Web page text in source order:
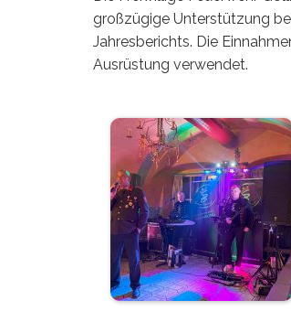
großzügige Unterstützung
Jahresberichts. Die
Ausrüstung verwendet.